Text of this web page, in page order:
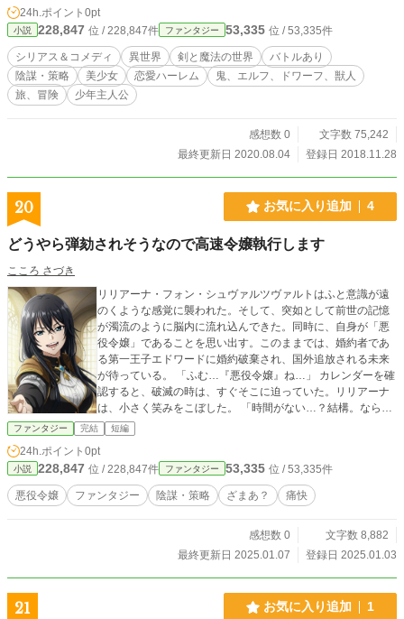
24h.ポイント 0pt
小説 228,847 位 / 228,847件 ファンタジー 53,335 位 / 53,335件
シリアス＆コメディ 異世界 剣と魔法の世界
バトルあり
陰謀・策略
美少女 恋愛ハーレム
鬼、エルフ、ドワーフ、獣人
旅、冒険
少年主人公
感想数 0
文字数 75,242
最終更新日 2020.08.04
登録日 2018.11.28
20 お気に入り追加 4
どうやら弾劾されそうなので高速令嬢執行します
こころ さづき
リリアーナ・フォン・シュヴァルツヴァルトはふと意識が遠
のくような感覚に襲われた。そして、突如として前世の記憶
が濁流のように脳内に流れ込んできた。同時に、自身が「悪
役令嬢」であることを思い出す。このままでは、婚約者であ
る第一王子エドワードに婚約破棄され、国外追放される未来
が待っている。 「ふむ…『悪役令嬢』ね…」 カレンダーを確
認すると、破滅の時は、すぐそこに迫っていた。リリアーナ
は、小さく笑みをこぼした。 「時間がない…？結構。なら
ば、こちらにも考えがありますわ」 リリアーナは、即座に行
動を開始した。その瞳には、強い意志の光が宿っている。
「このリリアーナ・フォン・シュヴァルツヴァルトに、無駄
に時を浪費する趣味はありません」
ファンタジー 完結 短編
24h.ポイント 0pt
小説 228,847 位 / 228,847件 ファンタジー 53,335 位 / 53,335件
悪役令嬢 ファンタジー 陰謀・策略 ざまあ？ 痛快
感想数 0
文字数 8,882
最終更新日 2025.01.07
登録日 2025.01.03
21 お気に入り追加 1